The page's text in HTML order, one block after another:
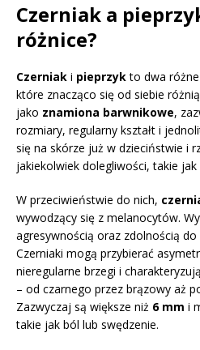
Czerniak a
różnice?
Czerniak i pieprzykto dwa
które znacząco się od siebie
jako znamiona barwnikowe,
rozmiary, regularny kształt i
się na skórze już w dzieciństwie i
jakiekolwiek dolegliwości, takie jak
W przeciwieństwie do nich,
wywodzący się z melanocytów.
agresywnością oraz zdolnością
Czerniaki mogą przybierać
nieregularne brzegi i
– od czarnego przez brązowy aż
Zazwyczaj są większe niż 6 mm i
takie jak ból lub swędzenie.